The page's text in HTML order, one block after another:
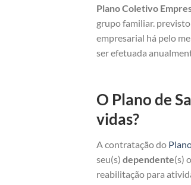
Plano Coletivo
grupo familiar.
empresarial há pelo
ser efetuada
O Plano de
vidas?
A contratação do
seu(s) dependente(s)
reabilitação para